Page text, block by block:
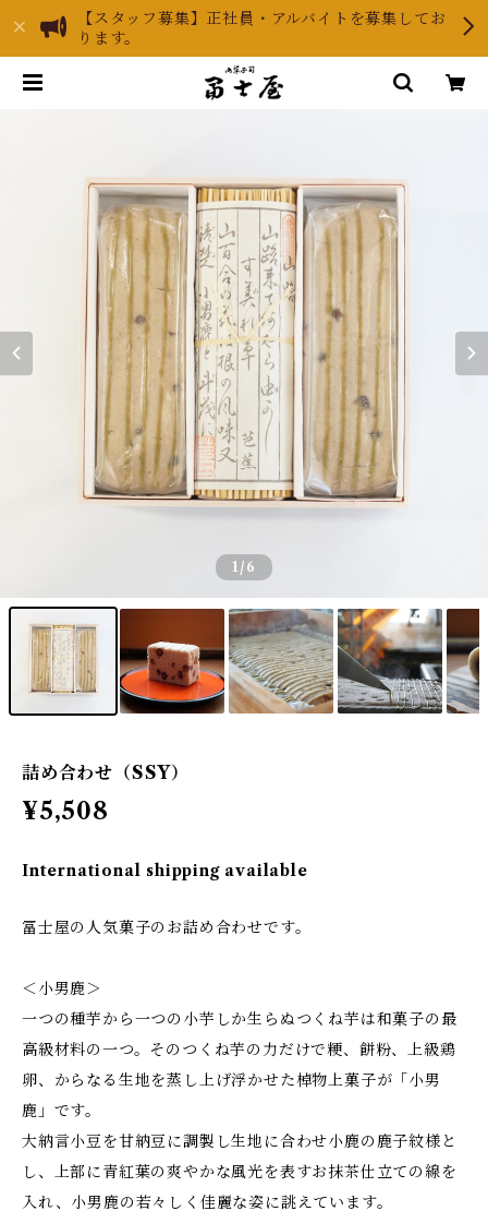
【スタッフ募集】正社員・アルバイトを募集してお
ります。
1 /6
詰め合わせ（SSY）
¥5,508
International shipping available
冨士屋の人気菓子のお詰め合わせです。
＜小男鹿＞
一つの種芋から一つの小芋しか生らぬつくね芋は和菓子の最
高級材料の一つ。そのつくね芋の力だけで粳、餅粉、上級鶏
卵、からなる生地を蒸し上げ浮かせた棹物上菓子が「小男
鹿」です。
大納言小豆を甘納豆に調製し生地に合わせ小鹿の鹿子紋様と
し、上部に青紅葉の爽やかな風光を表すお抹茶仕立ての線を
入れ、小男鹿の若々しく佳麗な姿に誂えています。